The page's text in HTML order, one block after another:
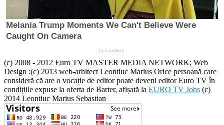
(c) 2008 - 2012 Euro TV MASTER MEDIA NETWORK; Web
Design :(c) 2013 web-arhitect Leontiuc Marius Orice persoană care
consideră că are o vocație de editor poate deveni editor Euro TV în
condițiile expuse la oferta de Barter, afișată la EURO TV Jobs (c)
2014 Leontiuc Marius Sebastian